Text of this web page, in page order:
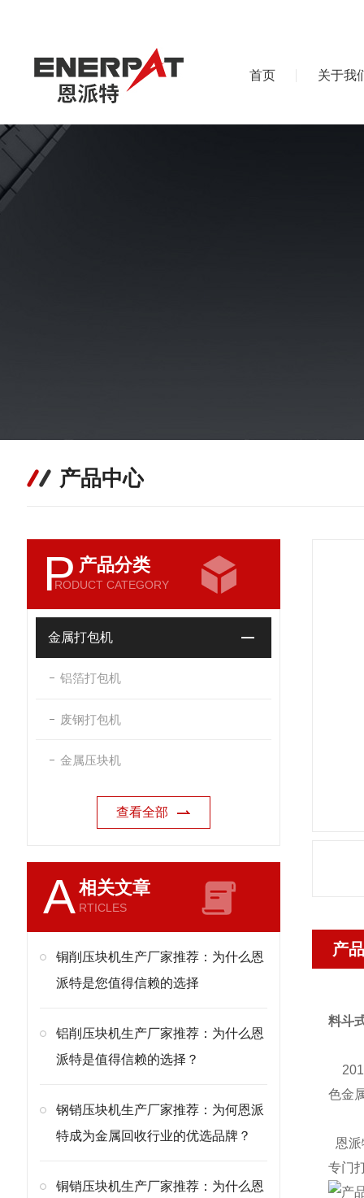
首页 关于我
产品中心
P 产品分类
RODUCT CATEGORY
金属打包机
铝箔打包机
废钢打包机
金属压块机
查看全部
A相关文章
RTICLES
铜削压块机生产厂家推荐：为什么恩
派特是您值得信赖的选择
铝削压块机生产厂家推荐：为什么恩
派特是值得信赖的选择？
钢销压块机生产厂家推荐：为何恩派
特成为金属回收行业的优选品牌？
铜销压块机生产厂家推荐：为什么恩
产
料斗
色金
恩派
专门